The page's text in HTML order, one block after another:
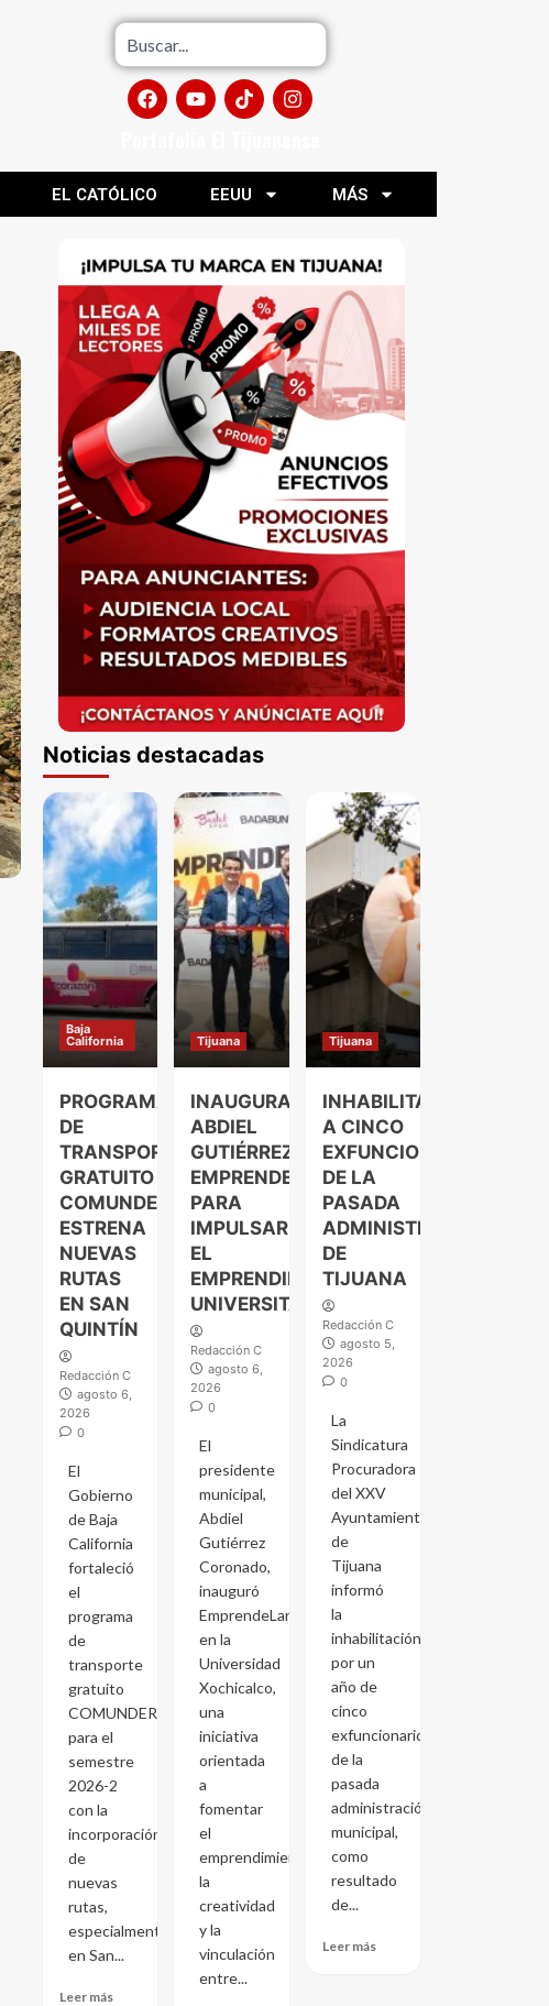
EL CATÓLICO EEUU MÁS
Noticias destacadas
Baja
California
PROGRAMA
DE
TRANSPORTE
GRATUITO
COMUNDER
ESTRENA
NUEVAS
RUTAS
EN SAN
QUINTÍN
Redacción C
agosto 6,
2026
0
El
Gobierno
de Baja
California
fortaleció
el
programa
de
transporte
gratuito
COMUNDER
para el
semestre
2026-2
con la
incorporación
de
nuevas
rutas,
especialmente
en San...
Leer más
Tijuana
INAUGURA
ABDIEL
GUTIÉRREZ
EMPRENDELAND
PARA
IMPULSAR
EL
EMPRENDIMIENTO
UNIVERSITARIO
Redacción C
agosto 6,
2026
0
El
presidente
municipal,
Abdiel
Gutiérrez
Coronado,
inauguró
EmprendeLand
en la
Universidad
Xochicalco,
una
iniciativa
orientada
a
fomentar
el
emprendimiento,
la
creatividad
y la
vinculación
entre...
Tijuana
INHABILITAN
A CINCO
EXFUNCIONARIOS
DE LA
PASADA
ADMINISTRACIÓN
DE
TIJUANA
Redacción C
agosto 5,
2026
0
La
Sindicatura
Procuradora
del XXV
Ayuntamiento
de
Tijuana
informó
la
inhabilitación
por un
año de
cinco
exfuncionarios
de la
pasada
administración
municipal,
como
resultado
de...
Leer más